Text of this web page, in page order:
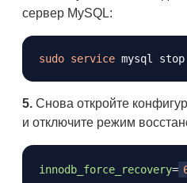
сервер MySQL:
sudo service
5. Снова откройте
и отключите режим
innodb_force_recovery=